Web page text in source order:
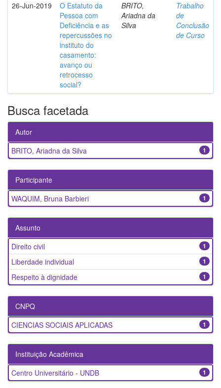
26-Jun-2019
O Estatuto da
Pessoa com
Deficiência e as
repercussões no
instituto do
casamento:
avanço ou
retrocesso
social?
BRITO,
Ariadna da
Silva
Trabalho
de
Conclusão
de Curso
Busca facetada
Autor
1
BRITO, Ariadna da Silva
Participante
1
WAQUIM, Bruna Barbieri
Assunto
1
Direito civil
1
Liberdade individual
1
Respeito à dignidade
CNPQ
1
CIENCIAS SOCIAIS APLICADAS
Instituição Acadêmica
1
Centro Universitário - UNDB